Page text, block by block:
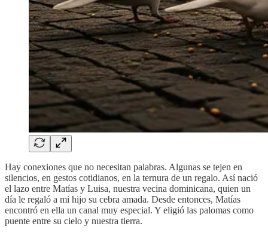
Hay conexiones que no necesitan palabras. Algunas se tejen en
silencios, en gestos cotidianos, en la ternura de un regalo. Así nació
el lazo entre Matías y Luisa, nuestra vecina dominicana, quien un
día le regaló a mi hijo su cebra amada. Desde entonces, Matías
encontró en ella un canal muy especial. Y eligió las palomas como
puente entre su cielo y nuestra tierra.